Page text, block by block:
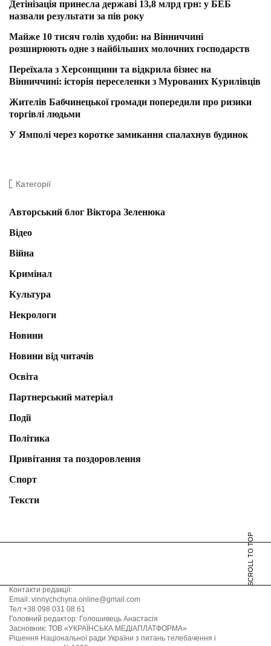
Детінізація принесла державі 13,8 млрд грн: у БЕБ
назвали результати за пів року
Майже 10 тисяч голів худоби: на Вінниччині
розширюють одне з найбільших молочних господарств
Переїхала з Херсонщини та відкрила бізнес на
Вінниччині: історія переселенки з Мурованих Курилівців
Жителів Бабчинецької громади попередили про ризики
торгівлі людьми
У Ямполі через коротке замикання спалахнув будинок
Категорії
Авторський блог Віктора Зеленюка
Відео
Війна
Кримінал
Культура
Некрологи
Новини
Новини від читачів
Освіта
Партнерський матеріал
Події
Політика
Привітання та поздоровлення
Спорт
Тексти
SCROLL TO TOP
Контакти редакції:
Email: vinnychchyna.online@gmail.com
Тел:+38 098 031 08 61
Головний редактор: Голошивець Анастасія
Засновник: ТОВ «УКРАЇНСЬКА МЕДІАПЛАТФОРМА»
Рішення Національної ради України з питань телебачення і